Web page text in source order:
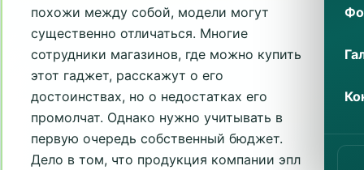
похожи между собой, модели могут
существенно отличаться. Многие
сотрудники магазинов, где можно купить
этот гаджет, расскажут о его
достоинствах, но о недостатках его
промолчат. Однако нужно учитывать в
первую очередь собственный бюджет.
Дело в том, что продукция компании эпл